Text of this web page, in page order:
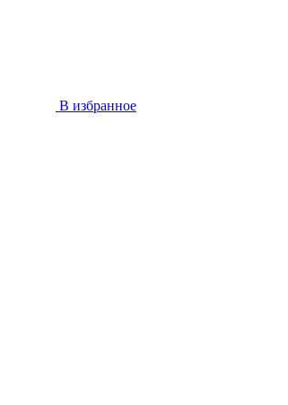
В избранное